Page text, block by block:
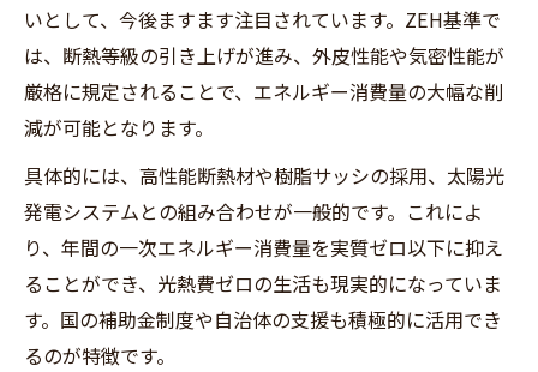
いとして、今後ますます注目されています。ZEH基準で
は、断熱等級の引き上げが進み、外皮性能や気密性能が
厳格に規定されることで、エネルギー消費量の大幅な削
減が可能となります。
具体的には、高性能断熱材や樹脂サッシの採用、太陽光
発電システムとの組み合わせが一般的です。これによ
り、年間の一次エネルギー消費量を実質ゼロ以下に抑え
ることができ、光熱費ゼロの生活も現実的になっていま
す。国の補助金制度や自治体の支援も積極的に活用でき
るのが特徴です。